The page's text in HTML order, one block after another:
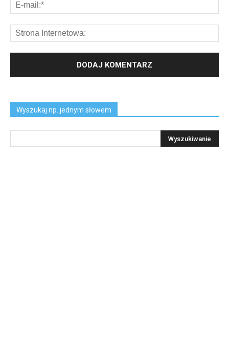
Wyszukaj np. jednym słowem